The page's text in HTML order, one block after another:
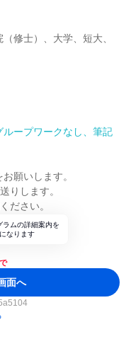
修士）、大学、短大、
ープワークなし、筆記
願いします。
りします。
ださい。
ラムの詳細案内を
なります
面へ